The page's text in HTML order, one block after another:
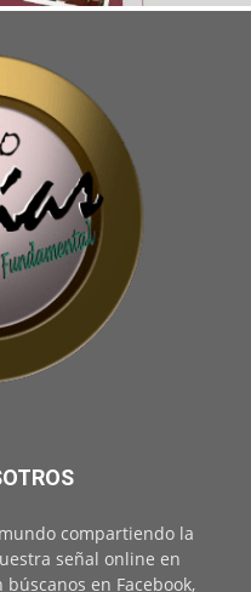
compartiendo la
señal online en
en Facebook,